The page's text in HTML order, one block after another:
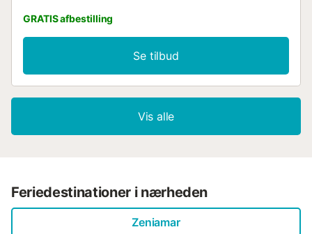
GRATIS afbestilling
Se tilbud
Vis alle
Feriedestinationer i nærheden
Zeniamar